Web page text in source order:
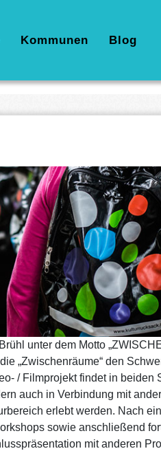
Kommunen Blog
unter dem Motto
„Zwischenräume“ den
/ Filmprojekt findet in beiden
auch in Verbindung mit
erlebt werden. Nach
sowie anschließend
mit anderen